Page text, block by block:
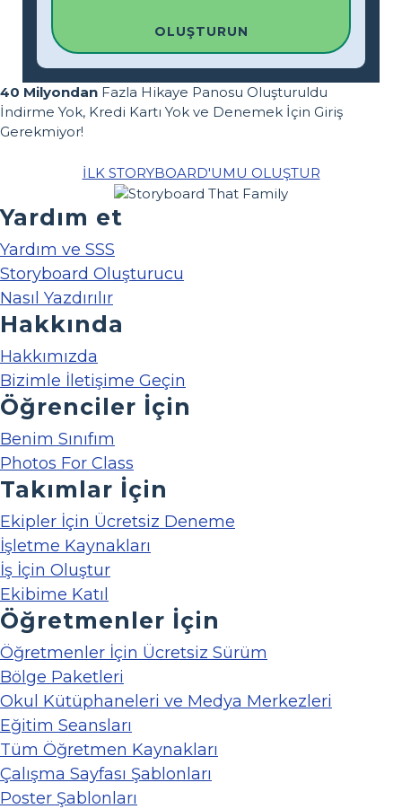
OLUŞTURUN
40 Milyondan Fazla Hikaye Panosu Oluşturuldu
İndirme Yok, Kredi Kartı Yok ve Denemek İçin Giriş
Gerekmiyor!
İLK STORYBOARD'UMU OLUŞTUR
Yardım et
Yardım ve SSS
Storyboard Oluşturucu
Nasıl Yazdırılır
Hakkında
Hakkımızda
Bizimle İletişime Geçin
Öğrenciler İçin
Benim Sınıfım
Photos For Class
Takımlar İçin
Ekipler İçin Ücretsiz Deneme
İşletme Kaynakları
İş İçin Oluştur
Ekibime Katıl
Öğretmenler İçin
Öğretmenler İçin Ücretsiz Sürüm
Bölge Paketleri
Okul Kütüphaneleri ve Medya Merkezleri
Eğitim Seansları
Tüm Öğretmen Kaynakları
Çalışma Sayfası Şablonları
Poster Şablonları